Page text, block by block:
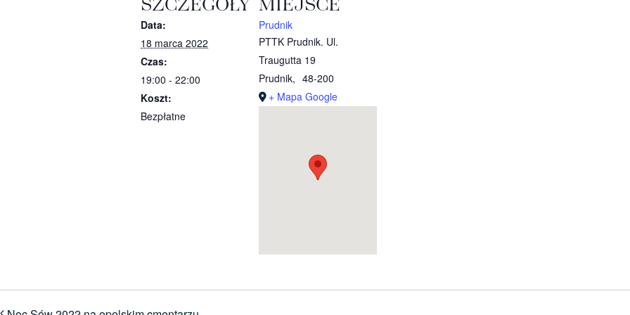
Data:
18 marca 2022
Czas:
19:00 - 22:00
Koszt:
Bezpłatne
Prudnik
PTTK Prudnik. Ul.
Traugutta 19
Prudnik, 48-200
+ Mapa Google